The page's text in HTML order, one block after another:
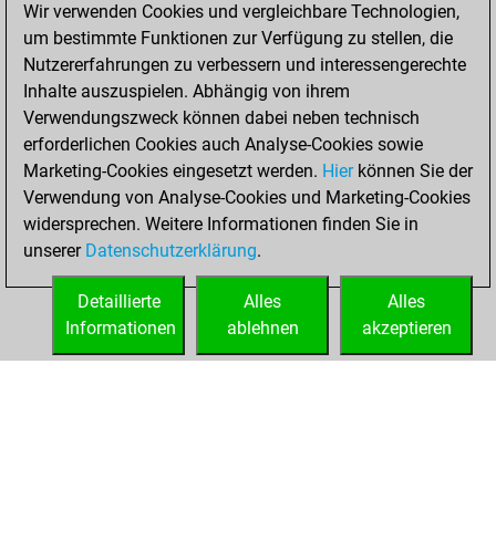
You achieved a
BeautyScore of 2
Fritz
achieved a new Elo
of 1592
Freitag, Juni 16,
2023
You created
your Fritz account
Wir verwenden Cookies und vergleichbare Technologien,
um bestimmte Funktionen zur Verfügung zu stellen, die
Nutzererfahrungen zu verbessern und interessengerechte
Inhalte auszuspielen. Abhängig von ihrem
Verwendungszweck können dabei neben technisch
erforderlichen Cookies auch Analyse-Cookies sowie
Marketing-Cookies eingesetzt werden. Hierkönnen Sie der
Verwendung von Analyse-Cookies und Marketing-Cookies
widersprechen. Weitere Informationen finden Sie in
unserer Datenschutzerklärung.
Alles
akzeptieren
Alles
ablehnen
Detaillierte
Informationen